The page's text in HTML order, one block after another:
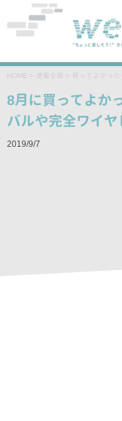
HOME 買ってよかった
8月に買ってよか
バルや完全ワイ
2019/9/7